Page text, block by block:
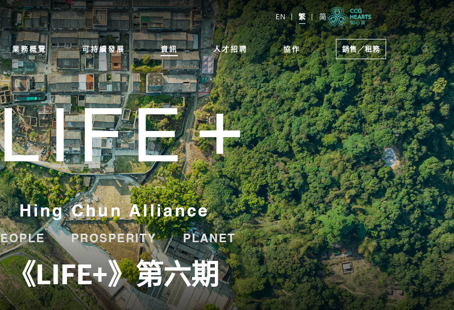
EN 繁 简
業務概覽 可持續發展 資訊 人才招聘 協作 銷售／租務
《LIFE+》第六期